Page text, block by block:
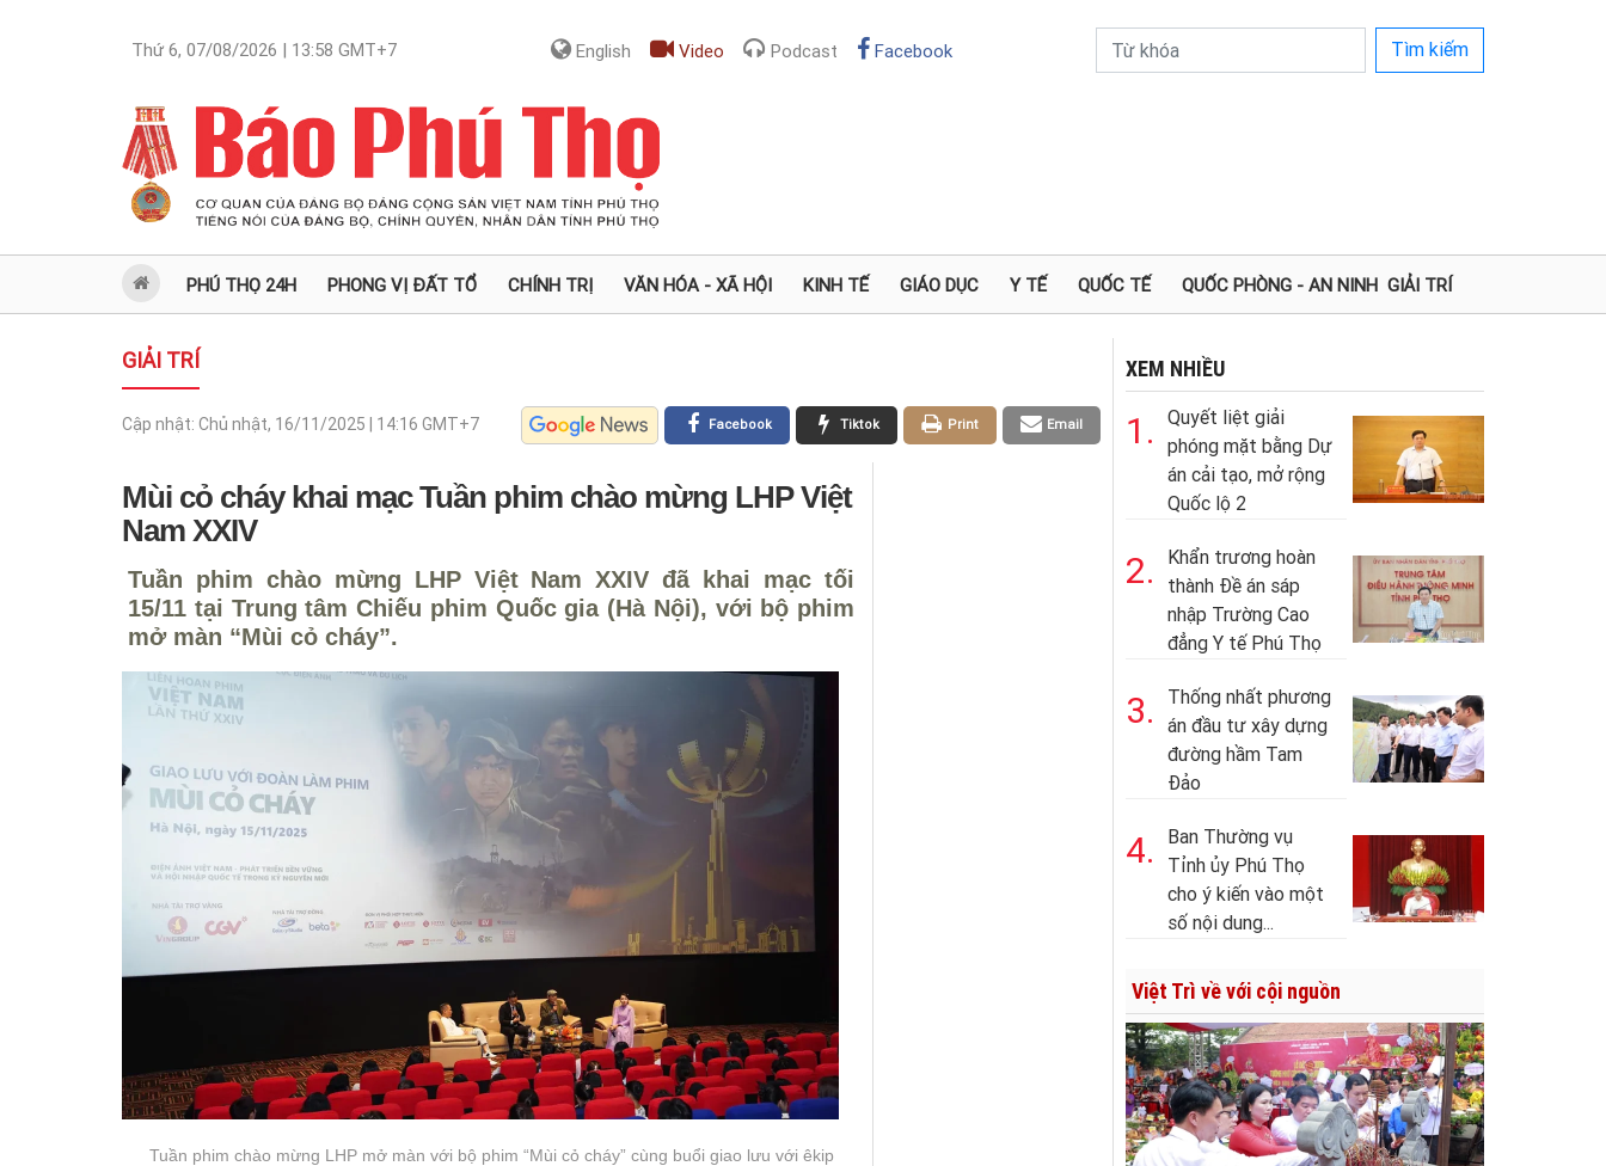
Thứ 6, 07/08/2026 | 13:58 GMT+7 English Video Podcast Facebook Tìm kiếm
PHÚ THỌ 24H PHONG VỊ ĐẤT TỔ CHÍNH TRỊ VĂN HÓA - XÃ HỘI KINH TẾ GIÁO DỤC Y TẾ QUỐC TẾ QUỐC PHÒNG - AN NINH GIẢI TRÍ
GIẢI TRÍ
Cập nhật: Chủ nhật, 16/11/2025 | 14:16 GMT+7 Email
Print
Tiktok
Facebook
Mùi cỏ cháy khai mạc Tuần phim chào mừng LHP Việt
Nam XXIV
Tuần phim chào mừng LHP Việt Nam XXIV đã khai mạc tối
15/11 tại Trung tâm Chiếu phim Quốc gia (Hà Nội), với bộ phim
mở màn “Mùi cỏ cháy”.
Tuần phim chào mừng LHP mở màn với bộ phim “Mùi cỏ cháy” cùng buổi giao lưu với êkip
XEM NHIỀU
1.
Quyết liệt giải
phóng mặt bằng Dự
án cải tạo, mở rộng
Quốc lộ 2
2.
Khẩn trương hoàn
thành Đề án sáp
nhập Trường Cao
đẳng Y tế Phú Thọ
3.
Thống nhất phương
án đầu tư xây dựng
đường hầm Tam
Đảo
4.
Ban Thường vụ
Tỉnh ủy Phú Thọ
cho ý kiến vào một
số nội dung...
Việt Trì về với cội nguồn